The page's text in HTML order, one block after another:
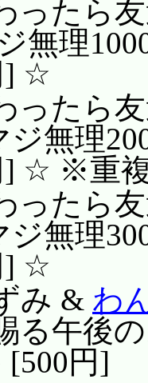
ったら
無理
] ☆
ったら
ジ無理
] ☆ ※重
ったら
ジ無理
] ☆
み & わ
る午後
円]